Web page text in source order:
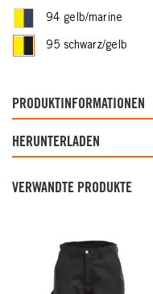
94 gelb/marine
95 schwarz/gelb
PRODUKTINFORMATIONEN
HERUNTERLADEN
VERWANDTE PRODUKTE